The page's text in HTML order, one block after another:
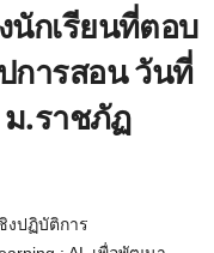
นักเรียนที่ตอบ
การสอน วันที่
.ราชภัฏ
งปฏิบัติการ